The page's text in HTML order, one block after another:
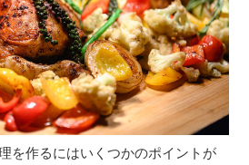
を作るにはいくつかのポイントが